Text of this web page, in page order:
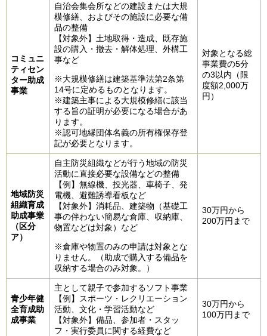
コミュニ
ティセン
ター助成
事業
自治会集会所などの建設または大規
模修繕、およびその施設に必要な備
品の整備
【対象外】土地取得・造成、既存施
設の購入・撤去・解体処理、外構工
事など
※大規模修繕は建築基準法第2条第
14号に定めるものとなります。
※建築主事による大規模修繕に該当
する旨の証明が必要になる場合があ
ります。
※認可地縁団体名義の所有権保存登
記が必要となります。
対象となる総
事業費の5分
の3以内（限
度額2,000万
円）
地域防災
組織育成
助成事業
（区分
ア）
自主防災組織などが行う地域の防災
活動に直接必要な設備などの整備
【例】無線機、投光器、車椅子、発
電機、避難誘導看板など
【対象外】消耗品、建築物（基礎工
事の伴わない簡易な倉庫、収納庫、
物置などは対象）など
※倉庫や物置のみの申請は対象とな
りません。（助成で購入する備品を
収納する場合のみ対象。）
30万円から
200万円まで
青少年健
全育成助
成事業
主として親子で参加するソフト事業
【例】スポーツ・レクリエーション
活動、文化・学習活動など
【対象外】備品、参加者・スタッ
フ・実行委員に関する経費など
30万円から
100万円まで